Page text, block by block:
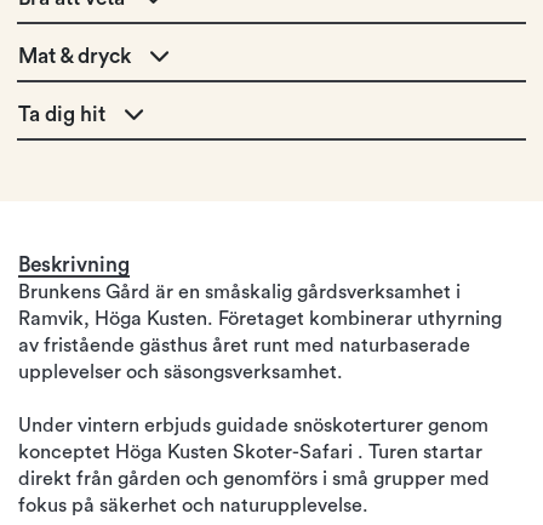
Mat & dryck
Ta dig hit
Beskrivning
Brunkens Gård är en småskalig gårdsverksamhet i
Ramvik, Höga Kusten. Företaget kombinerar uthyrning
av fristående gästhus året runt med naturbaserade
upplevelser och säsongsverksamhet.
Under vintern erbjuds guidade snöskoterturer genom
konceptet Höga Kusten Skoter-Safari . Turen startar
direkt från gården och genomförs i små grupper med
fokus på säkerhet och naturupplevelse.